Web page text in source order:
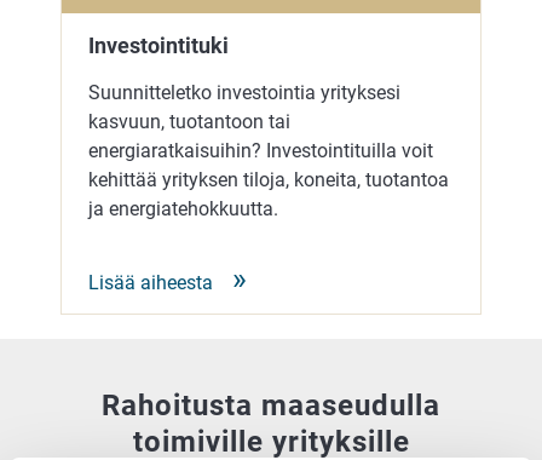
Investointituki
Suunnitteletko investointia yrityksesi
kasvuun, tuotantoon tai
energiaratkaisuihin? Investointituilla voit
kehittää yrityksen tiloja, koneita, tuotantoa
ja energiatehokkuutta.
Lisää aiheesta
Rahoitusta maaseudulla
toimiville yrityksille